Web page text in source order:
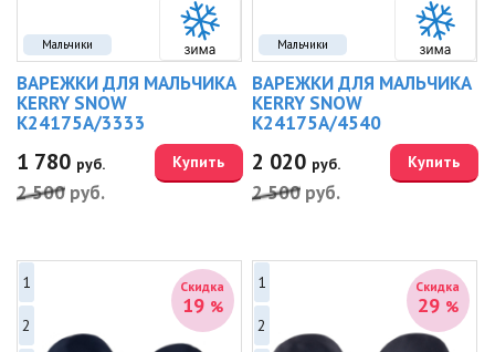
Мальчики
ВАРЕЖКИ ДЛЯ МАЛЬЧИКА
KERRY SNOW
K24175A/3333
1 780 руб.
2 500 руб.
Купить
Мальчики
ВАРЕЖКИ ДЛЯ МАЛЬЧИКА
KERRY SNOW
K24175A/4540
2 020 руб.
2 500 руб.
Купить
Скидка
19 %
1
2
Скидка
29 %
1
2